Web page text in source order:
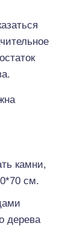
камни,
см.
дерева